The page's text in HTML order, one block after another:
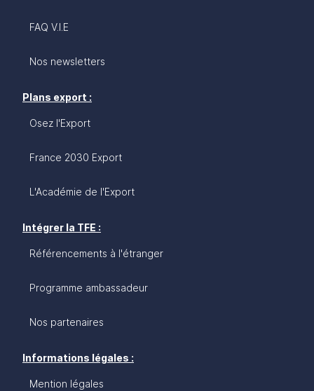
FAQ V.I.E
Nos newsletters
Plans export :
Osez l'Export
France 2030 Export
L'Académie de l'Export
Intégrer la TFE :
Référencements à l'étranger
Programme ambassadeur
Nos partenaires
Informations légales :
Mention légales